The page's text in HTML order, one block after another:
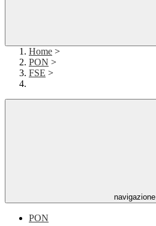
Home >
PON >
FSE >
navigazione
PON